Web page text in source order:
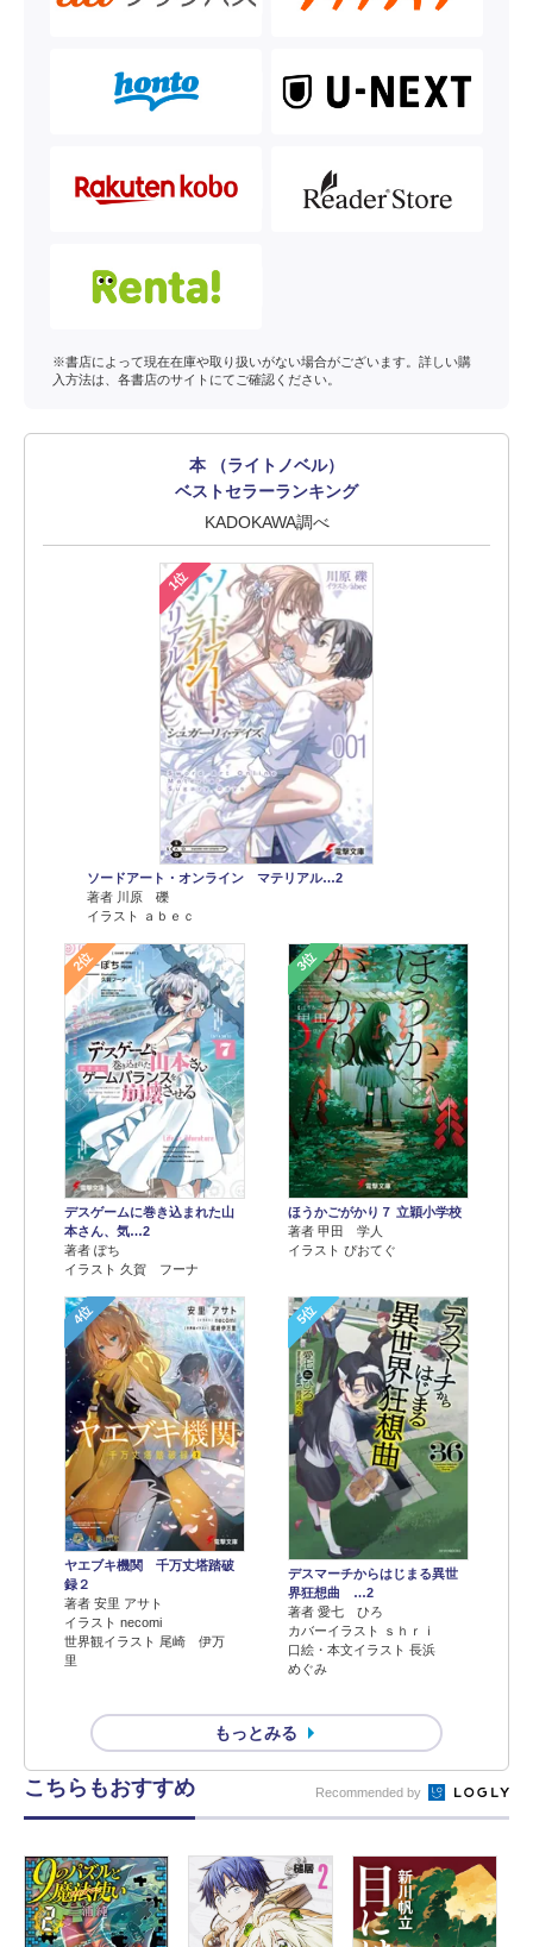
※書店によって現在在庫や取り扱いがない場合がございます。詳しい購
入方法は、各書店のサイトにてご確認ください。
本 （ライトノベル）
ベストセラーランキング
KADOKAWA調べ
1位
ソードアート・オンライン マテリアル…2
著者 川原 礫
イラスト ａｂｅｃ
2位
デスゲームに巻き込まれた山
本さん、気…2
著者 ぽち
イラスト 久賀 フーナ
3位
ほうかごがかり７ 立穎小学校
著者 甲田 学人
イラスト ぴおてぐ
4位
ヤエブキ機関 千万丈塔踏破
録２
著者 安里 アサト
イラスト necomi
世界観イラスト 尾崎 伊万
里
5位
デスマーチからはじまる異世
界狂想曲 …2
著者 愛七 ひろ
カバーイラスト ｓｈｒｉ
口絵・本文イラスト 長浜
めぐみ
もっとみる
こちらもおすすめ Recommended by